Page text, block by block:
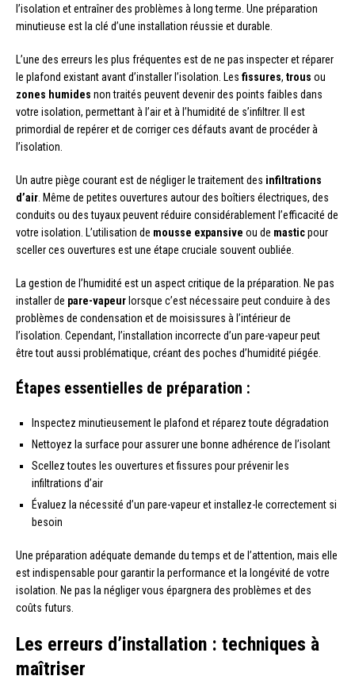
l’isolation et entraîner des problèmes à long terme. Une préparation
minutieuse est la clé d’une installation réussie et durable.
L’une des erreurs les plus fréquentes est de ne pas inspecter et réparer
le plafond existant avant d’installer l’isolation. Les fissures, trous ou
zones humides non traités peuvent devenir des points faibles dans
votre isolation, permettant à l’air et à l’humidité de s’infiltrer. Il est
primordial de repérer et de corriger ces défauts avant de procéder à
l’isolation.
Un autre piège courant est de négliger le traitement des infiltrations
d’air . Même de petites ouvertures autour des boîtiers électriques, des
conduits ou des tuyaux peuvent réduire considérablement l’efficacité de
votre isolation. L’utilisation de mousse expansive ou de masticpour
sceller ces ouvertures est une étape cruciale souvent oubliée.
La gestion de l’humidité est un aspect critique de la préparation. Ne pas
installer de pare-vapeur lorsque c’est nécessaire peut conduire à des
problèmes de condensation et de moisissures à l’intérieur de
l’isolation. Cependant, l’installation incorrecte d’un pare-vapeur peut
être tout aussi problématique, créant des poches d’humidité piégée.
Étapes essentielles de préparation :
Inspectez minutieusement le plafond et réparez toute dégradation
Nettoyez la surface pour assurer une bonne adhérence de l’isolant
Scellez toutes les ouvertures et fissures pour prévenir les
infiltrations d’air
Évaluez la nécessité d’un pare-vapeur et installez-le correctement si
besoin
Une préparation adéquate demande du temps et de l’attention, mais elle
est indispensable pour garantir la performance et la longévité de votre
isolation. Ne pas la négliger vous épargnera des problèmes et des
coûts futurs.
Les erreurs d’installation : techniques à
maîtriser